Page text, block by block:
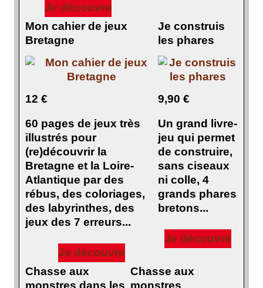
Je découvre
Mon cahier de jeux
Bretagne
12 €
60 pages de jeux très
illustrés pour
(re)découvrir la
Bretagne et la Loire-
Atlantique par des
rébus, des coloriages,
des labyrinthes, des
jeux des 7 erreurs...
Je découvre
Je construis
les phares
9,90 €
Un grand livre-
jeu qui permet
de construire,
sans ciseaux
ni colle, 4
grands phares
bretons...
Je découvre
Chasse aux
monstres dans les
Chasse aux
monstres